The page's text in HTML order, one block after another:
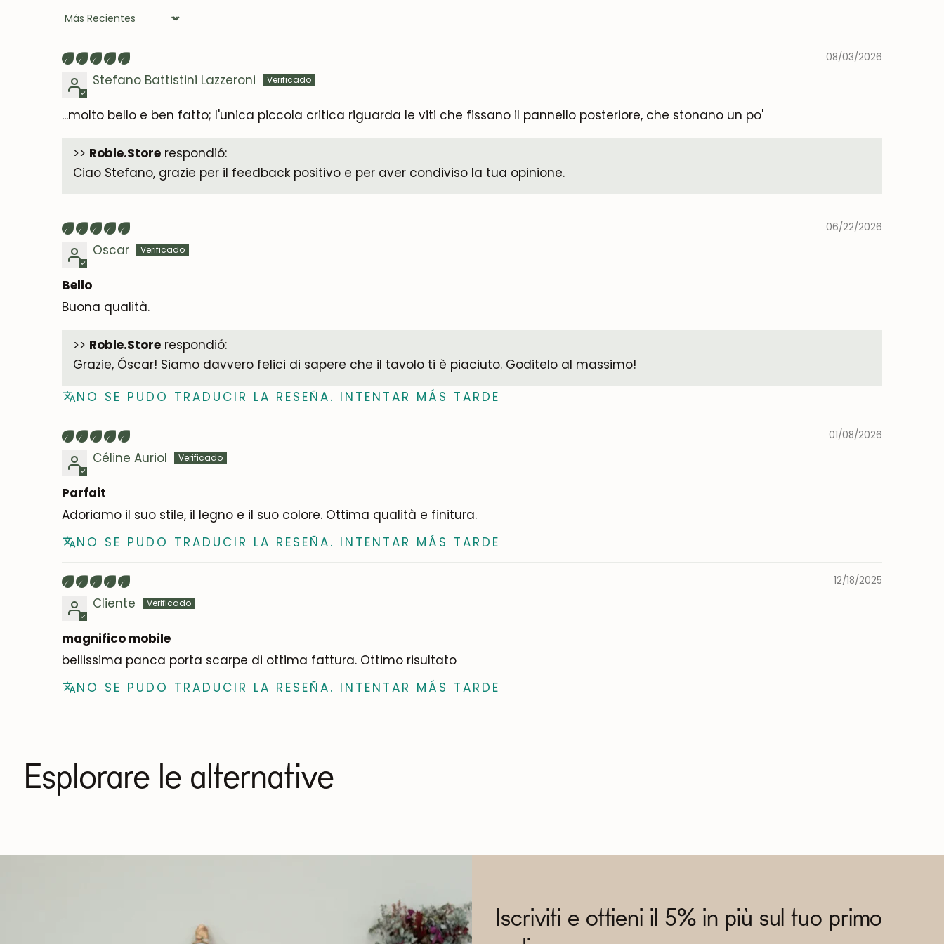
Sort by
08/03/2026
Stefano Battistini Lazzeroni
...molto bello e ben fatto; l'unica piccola critica riguarda le viti che fissano il pannello posteriore, che stonano un po'
>> Roble.Store respondió:
Ciao Stefano, grazie per il feedback positivo e per aver condiviso la tua opinione.
06/22/2026
Oscar
Bello
Buona qualità.
>> Roble.Store respondió:
Grazie, Óscar! Siamo davvero felici di sapere che il tavolo ti è piaciuto. Goditelo al massimo!
NO SE PUDO TRADUCIR LA RESEÑA. INTENTAR MÁS TARDE
01/08/2026
Céline Auriol
Parfait
Adoriamo il suo stile, il legno e il suo colore. Ottima qualità e finitura.
NO SE PUDO TRADUCIR LA RESEÑA. INTENTAR MÁS TARDE
12/18/2025
Cliente
magnifico mobile
bellissima panca porta scarpe di ottima fattura. Ottimo risultato
NO SE PUDO TRADUCIR LA RESEÑA. INTENTAR MÁS TARDE
Esplorare le alternative
Iscriviti e ottieni il 5% in più sul tuo primo